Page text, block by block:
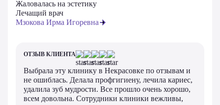
Жаловалась на эстетику
Лечащий врач
Мзокова Ирма Игоревна
ОТЗЫВ КЛИЕНТА
Выбрала эту клинику в Некрасовке по отзывам и
не ошиблась. Делала профгигиену, лечила кариес,
удалила зуб мудрости. Все прошло очень хорошо,
всем довольна. Сотрудники клиники вежливы,